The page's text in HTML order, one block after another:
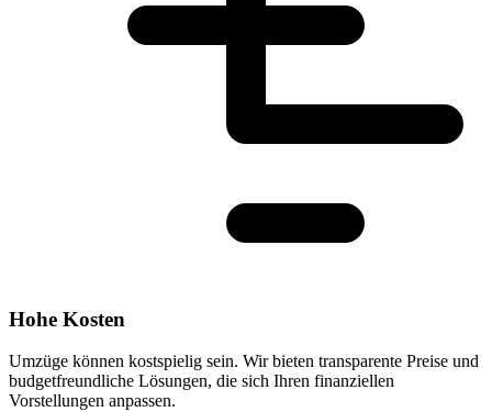
Hohe Kosten
Umzüge können kostspielig sein. Wir bieten transparente Preise und
budgetfreundliche Lösungen, die sich Ihren finanziellen
Vorstellungen anpassen.